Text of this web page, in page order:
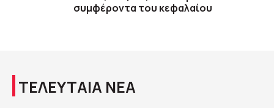
συμφέροντα του κεφαλαίου
ΤΕΛΕΥΤΑΙΑ ΝΕΑ